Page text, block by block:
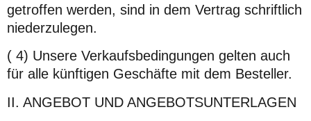
getroffen werden, sind in dem Vertrag schriftlich
niederzulegen.
( 4) Unsere Verkaufsbedingungen gelten auch
für alle künftigen Geschäfte mit dem Besteller.
II. ANGEBOT UND ANGEBOTSUNTERLAGEN